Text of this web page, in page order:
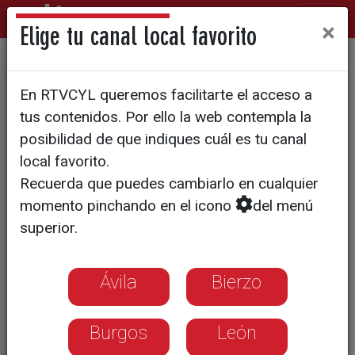
Rimor recupera el
abastecimiento
Elige tu canal local favorito ×
En RTVCYL queremos facilitarte el acceso a
tus contenidos. Por ello la web contempla la
posibilidad de que indiques cuál es tu canal
local favorito.
Recuerda que puedes cambiarlo en cualquier
momento pinchando en el icono
del menú
superior.
Ávila Bierzo
Burgos León